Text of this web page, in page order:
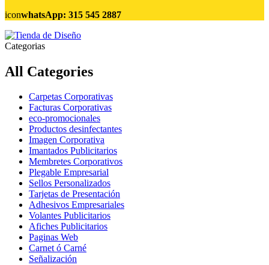
iconwhatsApp: 315 545 2887
Categorias
All Categories
Carpetas Corporativas
Facturas Corporativas
eco-promocionales
Productos desinfectantes
Imagen Corporativa
Imantados Publicitarios
Membretes Corporativos
Plegable Empresarial
Sellos Personalizados
Tarjetas de Presentación
Adhesivos Empresariales
Volantes Publicitarios
Afiches Publicitarios
Paginas Web
Carnet ó Carné
Señalización